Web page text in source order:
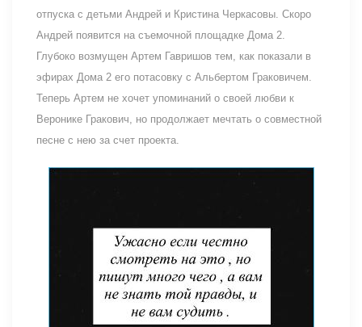
отпуска с детьми Андрей и Кристина Черкасовы. Скоро
Андрей появится на съемочной площадке Дома 2.
Глубоко возмущен Артем Гавришов тем, как показали в
эфирах Дома 2 его потасовку с Альбертом Граковичем.
Теперь Артем не хочет упоминаний о своей любви к
Веронике Гракович, но продолжает мечтать о совместной
песне с нею за счет проекта.